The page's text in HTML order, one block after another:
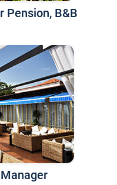
Pension, B&B